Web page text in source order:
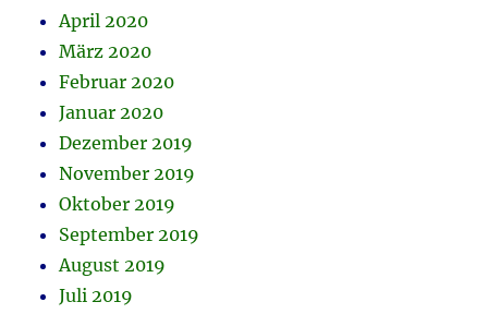
April 2020
März 2020
Februar 2020
Januar 2020
Dezember 2019
November 2019
Oktober 2019
September 2019
August 2019
Juli 2019